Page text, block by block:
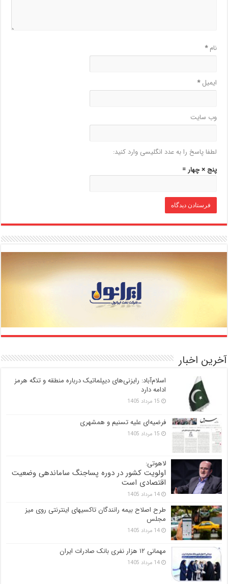
نام*
ایمیل*
وب‌ سایت
لطفا پاسخ را به عدد انگلیسی وارد کنید:
پنج × چهار =
آخرین اخبار
اسلام‌آباد: رایزنی‌های دیپلماتیک درباره منطقه و تنگه هرمز
ادامه دارد
15 مرداد 1405
فرضیه‌ای علیه تسنیم و همشهری
15 مرداد 1405
لاهوتی:
اولویت کشور در دوره پساجنگ ساماندهی وضعیت
اقتصادی است
14 مرداد 1405
طرح اصلاح بیمه رانندگان تاکسیهای اینترنتی روی میز
مجلس
14 مرداد 1405
مهمانی ۱۲ هزار نفری بانک صادرات ایران
14 مرداد 1405